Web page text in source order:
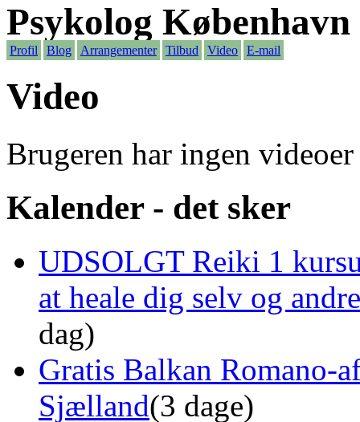
Psykolog
Profil Blog Arrangementer Tilbud Video E-mail
Video
Brugeren har ingen videoer
Kalender - det sker
UDSOLGT Reiki 1
at heale dig selv og
dag)
Gratis Balkan Romano-
Sjælland(3 dage)